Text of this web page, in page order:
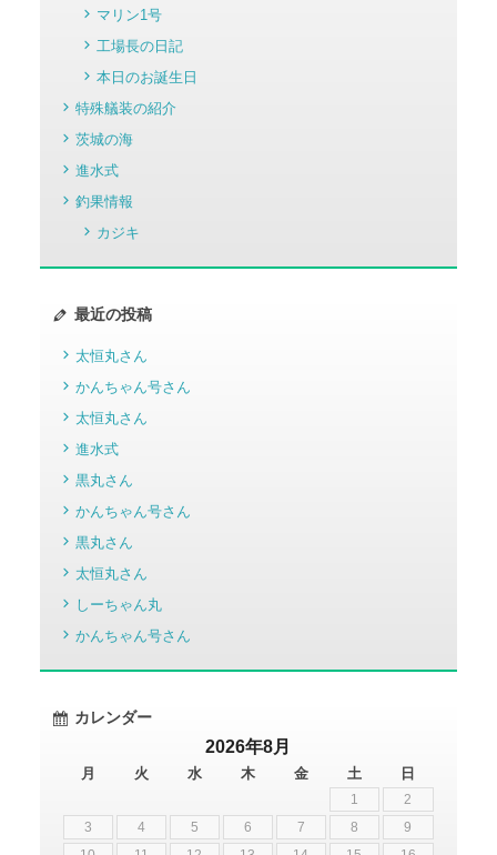
マリン1号
工場長の日記
本日のお誕生日
特殊艤装の紹介
茨城の海
進水式
釣果情報
カジキ
最近の投稿
太恒丸さん
かんちゃん号さん
太恒丸さん
進水式
黒丸さん
かんちゃん号さん
黒丸さん
太恒丸さん
しーちゃん丸
かんちゃん号さん
カレンダー
2026年8月
月 火 水 木 金 土 日
1
2
3
4 5 6 7 8
9